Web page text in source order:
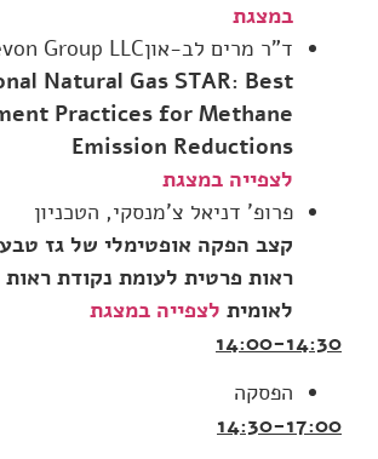
במצגת
ד"ר מרים לב-אוןThe Levon Group LLC
Natural Gas STAR: Best
Practices for Methane
Emission Reductions
לצפייה במצגת
פרופ' דניאל צ'מנסקי, הטכניון
קצב הפקה אופטימלי של גז
ראות פרטית לעומת נקודת ראות
לאומית לצפייה במצגת
14:00-14:30
הפסקה
14:30-17:00